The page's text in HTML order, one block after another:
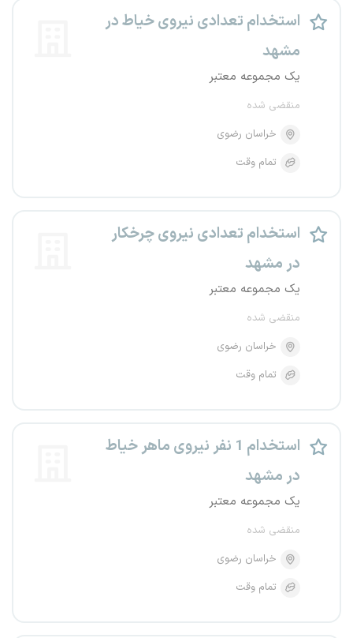
استخدام تعدادی نیروی خیاط در
مشهد
یک مجموعه معتبر
منقضی شده
خراسان رضوی
تمام وقت
استخدام تعدادی نیروی چرخکار
در مشهد
یک مجموعه معتبر
منقضی شده
خراسان رضوی
تمام وقت
استخدام 1 نفر نیروی ماهر خیاط
در مشهد
یک مجموعه معتبر
منقضی شده
خراسان رضوی
تمام وقت